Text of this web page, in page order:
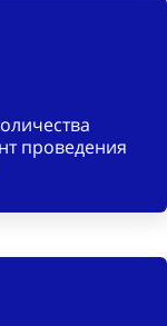
проведения